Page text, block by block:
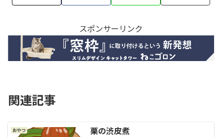
スポンサーリンク
関連記事
おやつ 栗の渋皮煮